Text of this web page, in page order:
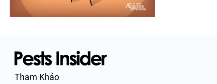
Tham Khảo